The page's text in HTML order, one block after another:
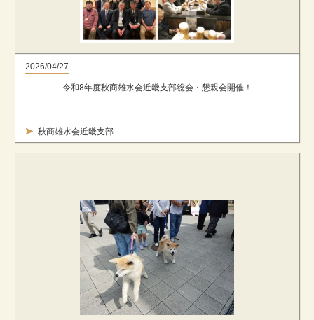
2026/04/27
秋商雄水会近畿支部
令和8年度秋商雄水会近畿支部総会・懇親会開催！